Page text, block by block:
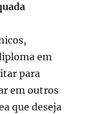
em
para
em outros
que deseja